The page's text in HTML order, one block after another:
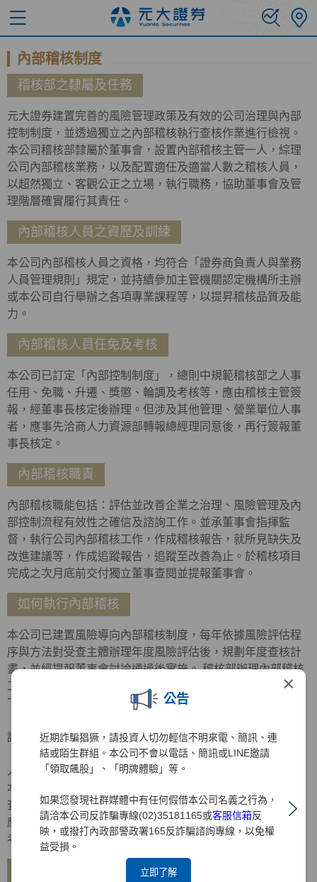
×
公告
近期詐騙猖獗，請投資人切勿輕信不明來電、簡訊、連
結或陌生群組。本公司不會以電話、簡訊或LINE邀請
「領取飆股」、「明牌體驗」等。
如果您發現社群媒體中有任何假借本公司名義之行為，
請洽本公司反詐騙專線(02)35181165或客服信箱反
映，或撥打內政部警政署165反詐騙諮詢專線，以免權
益受損。
立即了解
內部稽核制度
稽核部之隸屬及任務
元大證券建置完善的風險管理政策及有效的公司治理與內部
控制制度，並透過獨立之內部稽核執行查核作業進行檢視。
本公司稽核部隸屬於董事會，設置內部稽核主管一人，綜理
公司內部稽核業務，以及配置適任及適當人數之稽核人員，
以超然獨立、客觀公正之立場，執行職務，協助董事會及管
理階層確實履行其責任。
內部稽核人員之資歷及訓練
本公司內部稽核人員之資格，均符合「證券商負責人與業務
人員管理規則」規定，並持續參加主管機關認定機構所主辦
或本公司自行舉辦之各項專業課程等，以提昇稽核品質及能
力。
內部稽核人員任免及考核
本公司已訂定「內部控制制度」，總則中規範稽核部之人事
任用、免職、升遷、獎懲、輪調及考核等，應由稽核主管簽
報，經董事長核定後辦理。但涉及其他管理、營業單位人事
者，應事先洽商人力資源部轉報總經理同意後，再行簽報董
事長核定。
內部稽核職責
內部稽核職能包括：評估並改善企業之治理、風險管理及內
部控制流程有效性之確信及諮詢工作。並承董事會指揮監
督，執行公司內部稽核工作，作成稽核報告，就所見缺失及
改進建議等，作成追蹤報告，追蹤至改善為止。於稽核項目
完成之次月底前交付獨立董事查閱並提報董事會。
如何執行內部稽核
本公司已建置風險導向內部稽核制度，每年依據風險評估程
序與方法對受查主體辦理年度風險評估後，規劃年度查核計
畫，並經提報董事會討論通過後實施。 稽核部辦理內部稽核
工作，其內部稽核報告內容應依受檢單位之性質，分別揭露
下列項目：
議。
． 對各單位發生重大違法、缺失或弊端之檢查意見及對失職
人員之懲處建議。
本公司稽核部對於金融檢查機關、會計師、金控公司及自行
查核所提列檢查意見或查核缺失及內部控制制度聲明書所列
應加強事項改善措施，應持續追蹤覆查，列為對各部門績效
考核之重要項目。